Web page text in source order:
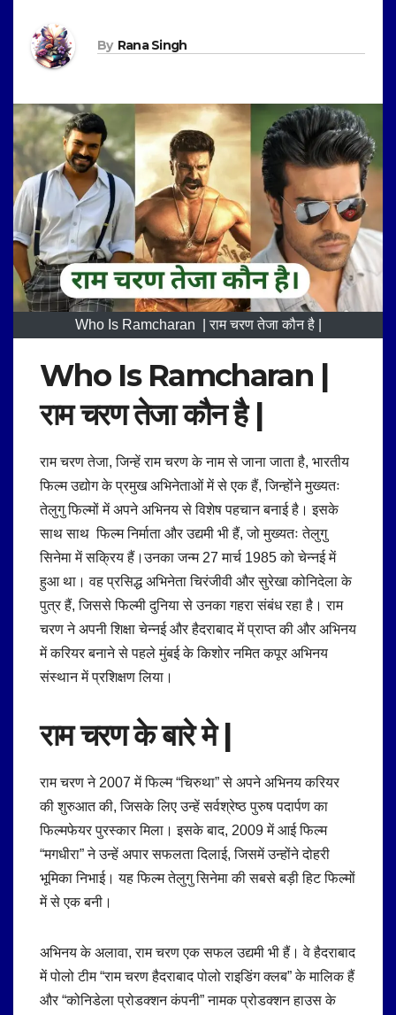
By Rana Singh
Who Is Ramcharan | राम चरण तेजा कौन है |
Who Is Ramcharan |
राम चरण तेजा कौन है |
राम चरण तेजा, जिन्हें राम चरण के नाम से जाना जाता है, भारतीय
फिल्म उद्योग के प्रमुख अभिनेताओं में से एक हैं, जिन्होंने मुख्यतः
तेलुगु फिल्मों में अपने अभिनय से विशेष पहचान बनाई है। इसके
साथ साथ फिल्म निर्माता और उद्यमी भी हैं, जो मुख्यतः तेलुगु
सिनेमा में सक्रिय हैं।उनका जन्म 27 मार्च 1985 को चेन्नई में
हुआ था। वह प्रसिद्ध अभिनेता चिरंजीवी और सुरेखा कोनिदेला के
पुत्र हैं, जिससे फिल्मी दुनिया से उनका गहरा संबंध रहा है। राम
चरण ने अपनी शिक्षा चेन्नई और हैदराबाद में प्राप्त की और अभिनय
में करियर बनाने से पहले मुंबई के किशोर नमित कपूर अभिनय
संस्थान में प्रशिक्षण लिया।
राम चरण के बारे मे |
राम चरण ने 2007 में फिल्म “चिरुथा” से अपने अभिनय करियर
की शुरुआत की, जिसके लिए उन्हें सर्वश्रेष्ठ पुरुष पदार्पण का
फिल्मफेयर पुरस्कार मिला। इसके बाद, 2009 में आई फिल्म
“मगधीरा” ने उन्हें अपार सफलता दिलाई, जिसमें उन्होंने दोहरी
भूमिका निभाई। यह फिल्म तेलुगु सिनेमा की सबसे बड़ी हिट फिल्मों
में से एक बनी।
अभिनय के अलावा, राम चरण एक सफल उद्यमी भी हैं। वे हैदराबाद
में पोलो टीम “राम चरण हैदराबाद पोलो राइडिंग क्लब” के मालिक हैं
और “कोनिडेला प्रोडक्शन कंपनी” नामक प्रोडक्शन हाउस के